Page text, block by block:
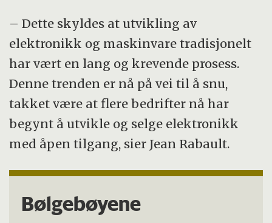
– Dette skyldes at utvikling av
elektronikk og maskinvare tradisjonelt
har vært en lang og krevende prosess.
Denne trenden er nå på vei til å snu,
takket være at flere bedrifter nå har
begynt å utvikle og selge elektronikk
med åpen tilgang, sier Jean Rabault.
Bølgebøyene